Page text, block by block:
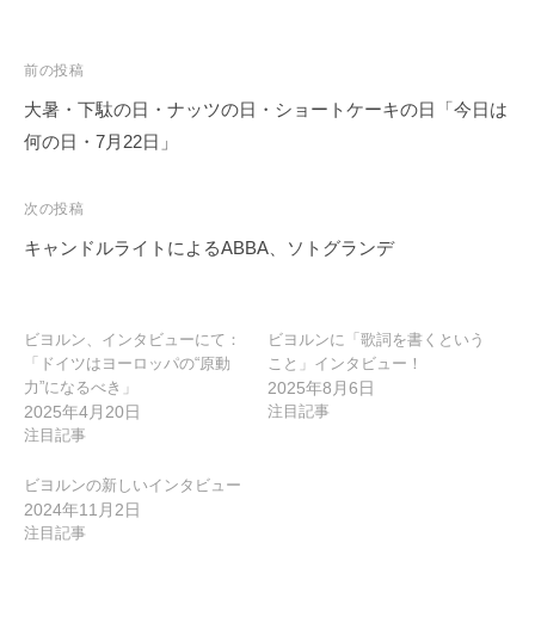
投
稿
ナ
ゲ
ー
ン
前の投稿
大暑・下駄の日・ナッツの日・ショートケーキの日「今日は
何の日・7月22日」
次の投稿
キャンドルライトによるABBA、ソトグランデ
ビヨルン、インタビューにて：
「ドイツはヨーロッパの“原動
力”になるべき」
2025年4月20日
注目記事
ビヨルンに「歌詞を書くという
こと」インタビュー！
2025年8月6日
注目記事
ビヨルンの新しいインタビュー
2024年11月2日
注目記事